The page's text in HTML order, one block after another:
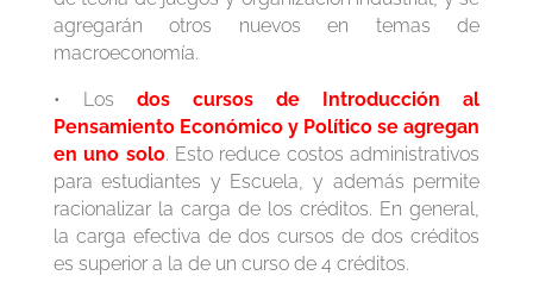
agregarán otros nuevos en temas de
macroeconomía.
• Los dos cursos de Introducción al
Pensamiento Económico y Político se agregan
en uno solo. Esto reduce costos administrativos
para estudiantes y Escuela, y además permite
racionalizar la carga de los créditos. En general,
la carga efectiva de dos cursos de dos créditos
es superior a la de un curso de 4 créditos.